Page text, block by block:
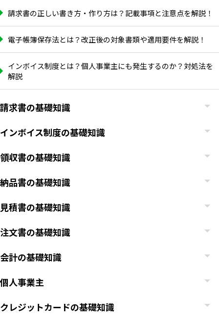
請求書の正しい書き方・作り方は？記載事項と注意点を解説！
電子帳簿保存法とは？改正後の対象書類や適用要件を解説！
インボイス制度とは？個人事業主にも発生するのか？対処法を
解説
請求書の基礎知識
インボイス制度の基礎知識
領収書の基礎知識
納品書の基礎知識
見積書の基礎知識
注文書の基礎知識
会計の基礎知識
個人事業主
クレジットカードの基礎知識